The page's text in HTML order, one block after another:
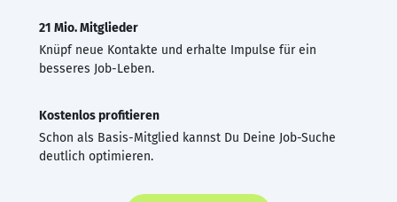
21 Mio. Mitglieder
Knüpf neue Kontakte und erhalte Impulse für ein
besseres Job-Leben.
Kostenlos profitieren
Schon als Basis-Mitglied kannst Du Deine Job-Suche
deutlich optimieren.